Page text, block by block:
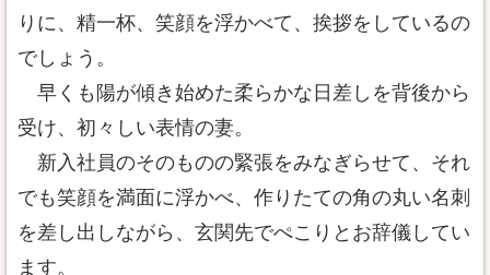
りに、精一杯、笑顔を浮かべて、挨拶をしているの
でしょう。
早くも陽が傾き始めた柔らかな日差しを背後から
受け、初々しい表情の妻。
新入社員のそのものの緊張をみなぎらせて、それ
でも笑顔を満面に浮かべ、作りたての角の丸い名刺
を差し出しながら、玄関先でぺこりとお辞儀してい
ます。